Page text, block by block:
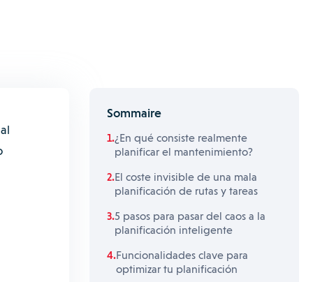
Sommaire
¿En qué consiste realmente
planificar el mantenimiento?
El coste invisible de una mala
planificación de rutas y tareas
5 pasos para pasar del caos a la
planificación inteligente
Funcionalidades clave para
optimizar tu planificación